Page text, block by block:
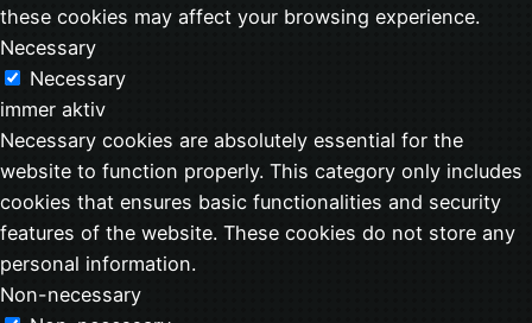
these cookies may affect your browsing experience.
Necessary
Necessary
immer aktiv
Necessary cookies are absolutely essential for the
website to function properly. This category only includes
cookies that ensures basic functionalities and security
features of the website. These cookies do not store any
personal information.
Non-necessary